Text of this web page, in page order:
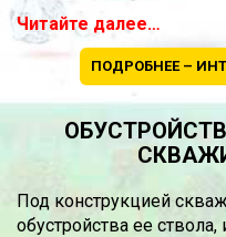
Читайте далее…
ПОДРОБНЕЕ –
Под конструкцией
обустройства ее